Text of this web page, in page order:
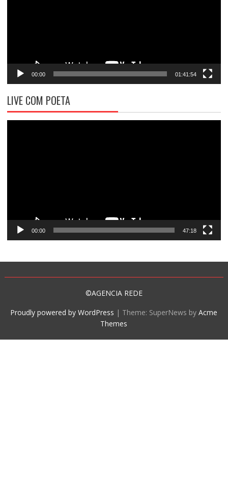
00:00 01:41:54
LIVE COM POETA
00:00 47:18
©AGENCIA REDE
Proudly powered by WordPress | Theme: SuperNews byAcme
Themes